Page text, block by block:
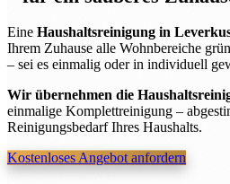
Eine Haushaltsreinigung in
Ihrem Zuhause alle Wohnbereiche
– sei es einmalig oder in individuell
Wir übernehmen die
einmalige Komplettreinigung –
Reinigungsbedarf Ihres Haushalts.
Kostenloses Angebot anfordern